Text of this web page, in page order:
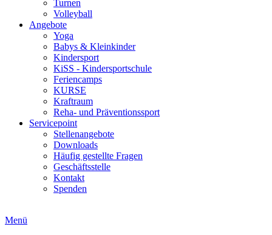
Turnen
Volleyball
Angebote
Yoga
Babys & Kleinkinder
Kindersport
KiSS - Kindersportschule
Feriencamps
KURSE
Kraftraum
Reha- und Präventionssport
Servicepoint
Stellenangebote
Downloads
Häufig gestellte Fragen
Geschäftsstelle
Kontakt
Spenden
Menü